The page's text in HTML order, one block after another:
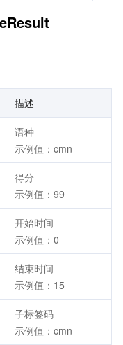
描述
语种
示例值：cmn
得分
示例值：99
开始时间
示例值：0
结束时间
示例值：15
子标签码
示例值：cmn